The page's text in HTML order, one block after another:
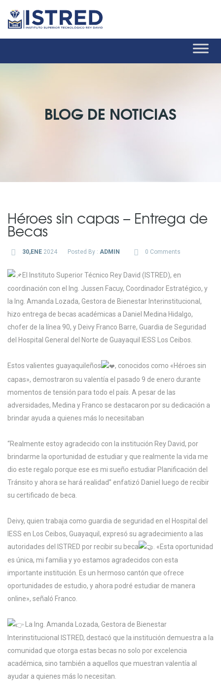
BLOG DE NOTICIAS
Héroes sin capas – Entrega de
Becas
30,ENE2024 Posted By : ADMIN 0 Comments
El Instituto Superior Técnico Rey David (ISTRED), en
coordinación con el Ing. Jussen Facuy, Coordinador Estratégico, y
la Ing. Amanda Lozada, Gestora de Bienestar Interinstitucional,
hizo entrega de becas académicas a Daniel Medina Hidalgo,
chofer de la línea 90, y Deivy Franco Barre, Guardia de Seguridad
del Hospital General del Norte de Guayaquil IESS Los Ceibos.
Estos valientes guayaquileños
, conocidos como «Héroes sin
capas», demostraron su valentía el pasado 9 de enero durante
momentos de tensión para todo el país. A pesar de las
adversidades, Medina y Franco se destacaron por su dedicación a
brindar ayuda a quienes más lo necesitaban
“Realmente estoy agradecido con la institución Rey David, por
brindarme la oportunidad de estudiar y que realmente la vida me
dio este regalo porque ese es mi sueño estudiar Planificación del
Tránsito y ahora se hará realidad” enfatizó Daniel luego de recibir
su certificado de beca.
Deivy, quien trabaja como guardia de seguridad en el Hospital del
IESS en Los Ceibos, Guayaquil, expresó su agradecimiento a las
autoridades del ISTRED por recibir su beca
. «Esta oportunidad
es única, mi familia y yo estamos agradecidos con esta
importante institución. Es un hermoso cantón que ofrece
oportunidades de estudio, y ahora podré estudiar de manera
online», señaló Franco.
La Ing. Amanda Lozada, Gestora de Bienestar
Interinstitucional ISTRED, destacó que la institución demuestra a la
comunidad que otorga estas becas no solo por excelencia
académica, sino también a aquellos que muestran valentía al
ayudar a quienes más lo necesitan.